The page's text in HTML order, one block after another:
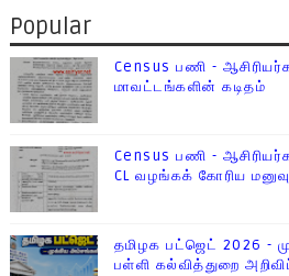
Popular
Census பணி -
மாவட்டங்களின் கடிதம்
Census பணி -
CL வழங்கக் கோரிய
தமிழக பட்ஜெட் 2026 -
பள்ளி கல்வித்துறை